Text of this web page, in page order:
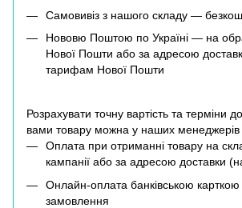
Самовивіз з нашого складу —
Нововю Поштою по Україні — на
Нової Пошти або за адресою
тарифам Нової Пошти
Розрахувати точну вартість та терміни
вами товару можна у наших менеджерів
Оплата при отриманні товару на
кампанії або за адресою доставки
Онлайн-оплата банківською
замовлення